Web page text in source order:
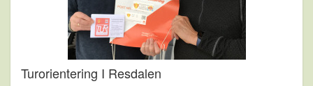
Turorientering I Resdalen